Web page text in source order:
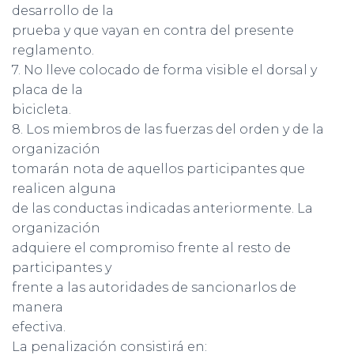
desarrollo de la
prueba y que vayan en contra del presente
reglamento.
7. No lleve colocado de forma visible el dorsal y
placa de la
bicicleta.
8. Los miembros de las fuerzas del orden y de la
organización
tomarán nota de aquellos participantes que
realicen alguna
de las conductas indicadas anteriormente. La
organización
adquiere el compromiso frente al resto de
participantes y
frente a las autoridades de sancionarlos de
manera
efectiva.
La penalización consistirá en: